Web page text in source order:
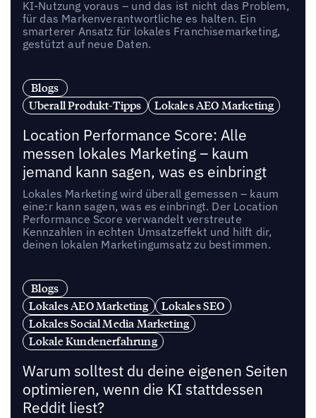
KI-Nutzung voraus – und das ist nicht das Problem,
für das Markenverantwortliche es halten. Ein
smarterer Ansatz für lokales Franchisemarketing,
gestützt auf neue Daten.
Blogs
Uberall Produkt-Tipps
Lokales AEO Marketing
Location Performance Score: Alle
messen lokales Marketing – kaum
jemand kann sagen, was es einbringt
Lokales Marketing wird überall gemessen – kaum
eine:r kann sagen, was es einbringt. Der Location
Performance Score verwandelt verstreute
Kennzahlen in echten Umsatzeffekt und hilft dir,
deinen lokalen Marketingumsatz zu bestimmen.
Blogs
Lokales AEO Marketing
Lokales SEO
Lokales Social Media Marketing
Lokale Kundenerfahrung
Warum solltest du deine eigenen Seiten
optimieren, wenn die KI stattdessen
Reddit liest?